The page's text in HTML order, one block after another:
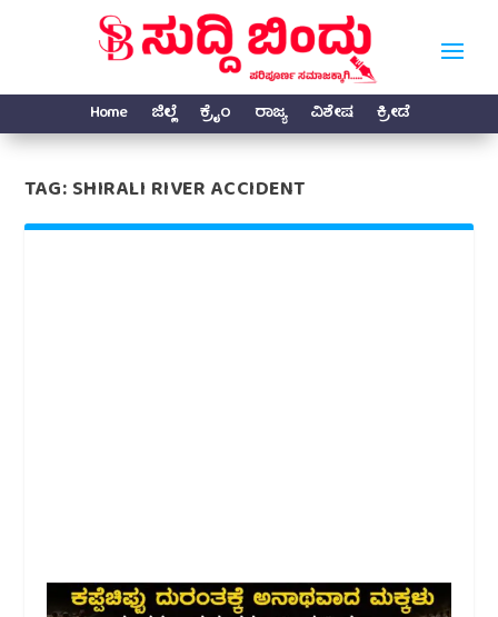
Home ಜಿಲ್ಲೆ ಕ್ರೈಂ ರಾಜ್ಯ ವಿಶೇಷ ಕ್ರೀಡೆ
TAG:SHIRALI RIVER ACCIDENT